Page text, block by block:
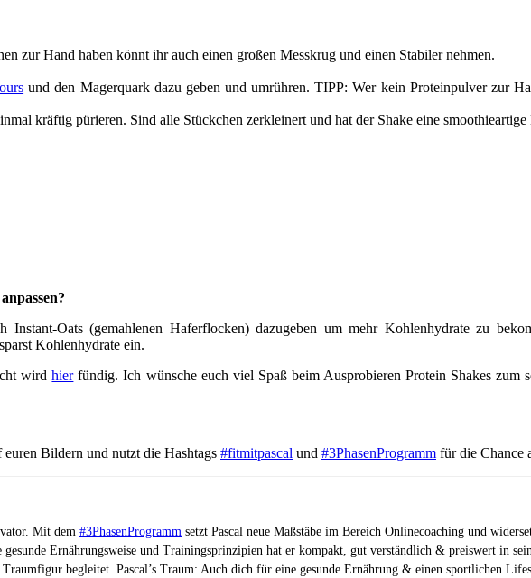
zur Hand haben könnt ihr auch einen großen Messkrug und einen Stabiler nehmen.
und den Magerquark dazu geben und umrühren. TIPP: Wer kein Proteinpulver zur
kräftig pürieren. Sind alle Stückchen zerkleinert und hat der Shake eine
Oats (gemahlenen Haferflocken) dazugeben um mehr Kohlenhydrate zu
Kohlenhydrate ein.
wirdhierfündig. Ich wünsche euch viel Spaß beim Ausprobieren Protein Shakes zum
euren Bildern und nutzt die Hashtags #fitmitpascal und #3PhasenProgramm für die Chance
Mit dem #3PhasenProgramm setzt Pascal neue Maßstäbe im Bereich Onlinecoaching und
Ernährungsweise und Trainingsprinzipien hat er kompakt, gut verständlich & preiswert in
begleitet. Pascal’s Traum: Auch dich für eine gesunde Ernährung & einen sportlichen